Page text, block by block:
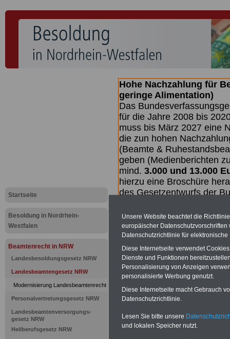
Startseite
Besoldung in Nordrhein-
Westfalen
Beamtenrecht in NRW
Landesbesoldungsgesetz NRW
Landesbeamtengesetz NRW
Modernisierung Landesbeamtenrecht
Personalvertretungsgesetz NRW
Landesbeamtenversorgungs-
gesetz NRW
Heilberufsgesetz NRW
Hohe Nachzahlung für
geringe Alimentation)
Das
für die Jahre 2008 bis
muss bis März 2027 eine
die zun hohen
(Beamte &
geben (Medienberichten
mind. 3.000 und 13.000
hierzu eine Broschüre
des Gesetzentwurfs der
Nordrhein-
BEHÖRDEN-ABO mit drei
25,00 Euro: Wissenswertes für
und Beamte,
und Ländern. Alle drei Ratgeber sind
übersichtlich gegliedert und
Unsere Website beachtet die
europäischer
Datenschutzrichtlinie für
Diese Internetseite verwendet
Dienste und Funktionen
Personalisierung von Anzeigen
personalisierte Werbung genutzt.
Diese Internetseite macht Gebrauch
Datenschutzrichtlinie.
Lesen Sie bitte unsere
und lokalen Speicher nutzt.